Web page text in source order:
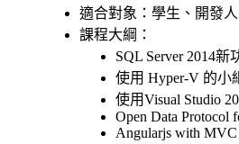
適合對象：學生、開發
課程大綱：
SQL Server 2014
使用 Hyper-V 的小
使用Visual Studio
Open Data Protocol
Angularjs with